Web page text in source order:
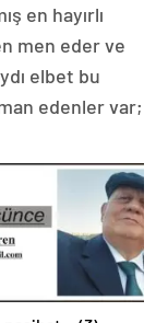
en hayırlı
men eder ve
elbet bu
edenler var;